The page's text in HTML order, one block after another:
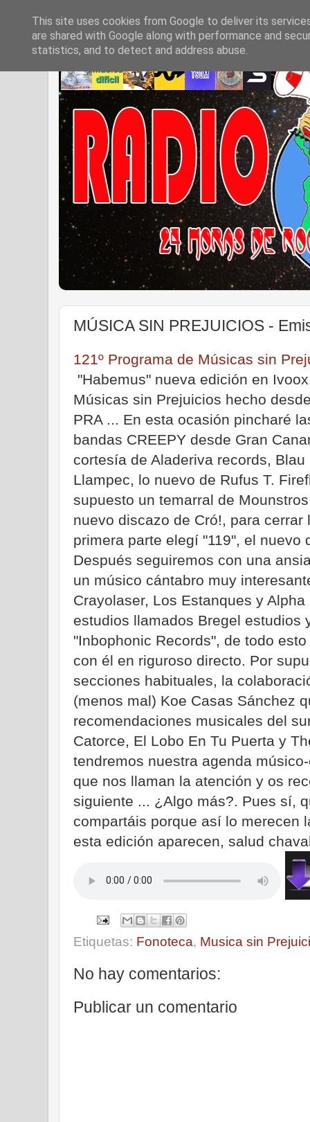
MÚSICA SIN PREJUICIOS -
121º Programa de Músicas sin
"Habemus" nueva edición en
Músicas sin Prejuicios hecho
PRA ... En esta ocasión pincharé
bandas CREEPY desde Gran
cortesía de Aladeriva records, Blau
Llampec, lo nuevo de Rufus T.
supuesto un temarral de
nuevo discazo de Cró!, para cerrar
primera parte elegí "119", el nuevo
Después seguiremos con una
un músico cántabro muy
Crayolaser, Los Estanques y
estudios llamados Bregel estudios
"Inbophonic Records", de todo
con él en riguroso directo. Por
secciones habituales, la
(menos mal) Koe Casas Sánchez
recomendaciones musicales del
Catorce, El Lobo En Tu Puerta y
tendremos nuestra agenda
que nos llaman la atención y os
siguiente ... ¿Algo más?. Pues sí,
compartáis porque así lo merecen
esta edición aparecen, salud
Etiquetas: Fonoteca, Musica sin
No hay comentarios:
Publicar un comentario
This site uses cookies from Google to deliver its
are shared with Google along with performance and
statistics, and to detect and address abuse.